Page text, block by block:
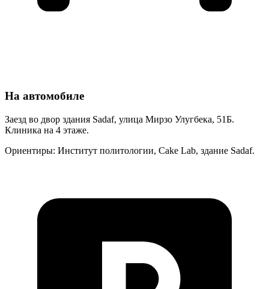
На автомобиле
Заезд во двор здания Sadaf, улица Мирзо Улугбека, 51Б.
Клиника на 4 этаже.
Ориентиры: Институт политологии, Cake Lab, здание Sadaf.